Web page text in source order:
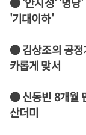
'기대이하'
● 김상조의 공정
카롭게 맞서
● 신동빈 8개월
산더미